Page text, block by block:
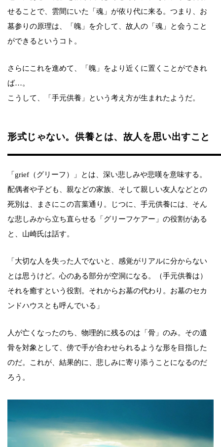
せることで、雲間にいた「魂」が依り代に来る。つまり、お
墓参りの原理は、「魄」を介して、故人の「魂」と会うこと
ができるというコト。
さらにこれを進めて、「魄」をより近くに置くことができれ
ば…。
こうして、「手元供養」という考え方が生まれたようだ。
形式じゃない。供養とは、故人を思い出すこと
「grief（グリーフ）」とは、深い悲しみや悲嘆を意味する。
配偶者や子ども、親などの家族、そして親しい友人などとの
死別は、まさにこの言葉通り。じつに、手元供養には、そん
な悲しみから立ち直らせる「グリーフケアー」の役割がある
と、山崎氏は話す。
「大切な人を失った人でないと、感覚がリアルに分からない
とは思うけど。心のある部分が空洞になる。（手元供養は）
それを癒すという役割。それからお墓の代わり。お墓のセカ
ンドハウスとも呼んでいる」
人が亡くなったのち、物理的に残るのは「骨」のみ。その遺
骨を対象として、傍で手が合わせられるような形を目指した
のだ。これが、結果的に、悲しみに寄り添うことになるのだ
ろう。